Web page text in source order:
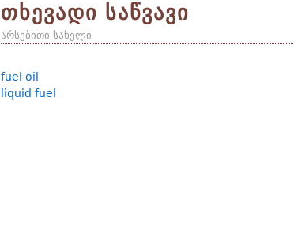
თხევადი საწვავი
არსებითი სახელი
fuel oil
liquid fuel